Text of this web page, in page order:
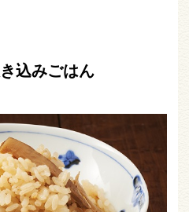
込みごはん